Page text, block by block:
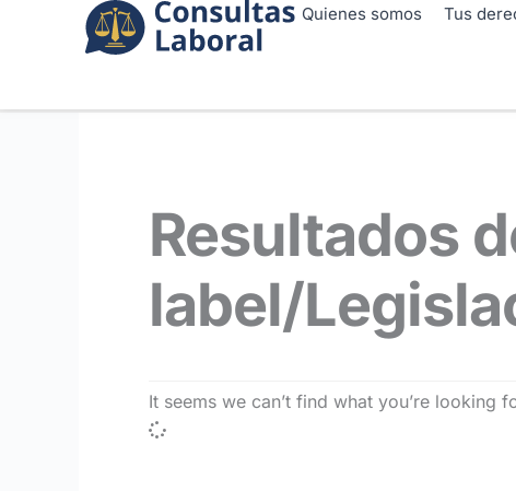
Quienes somos Tus
Resultados
label/
It seems we can’t find what you’re looking